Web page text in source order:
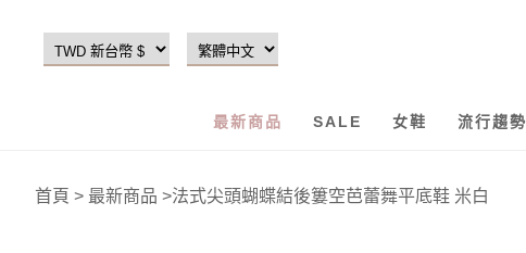
最新商品 SALE 女鞋 流行趨勢
首頁 > 最新商品 >法式尖頭蝴蝶結後簍空芭蕾舞平底鞋 米白